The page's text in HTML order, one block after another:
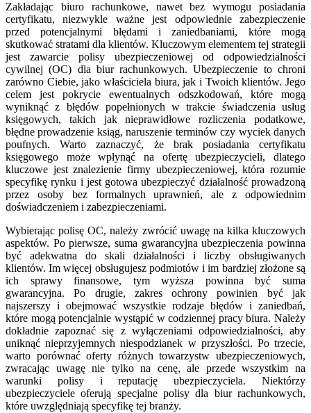
Zakładając biuro rachunkowe, nawet bez wymogu posiadania
certyfikatu, niezwykle ważne jest odpowiednie zabezpieczenie
przed potencjalnymi błędami i zaniedbaniami, które mogą
skutkować stratami dla klientów. Kluczowym elementem tej strategii
jest zawarcie polisy ubezpieczeniowej od odpowiedzialności
cywilnej (OC) dla biur rachunkowych. Ubezpieczenie to chroni
zarówno Ciebie, jako właściciela biura, jak i Twoich klientów. Jego
celem jest pokrycie ewentualnych odszkodowań, które mogą
wyniknąć z błędów popełnionych w trakcie świadczenia usług
księgowych, takich jak nieprawidłowe rozliczenia podatkowe,
błędne prowadzenie ksiąg, naruszenie terminów czy wyciek danych
poufnych. Warto zaznaczyć, że brak posiadania certyfikatu
księgowego może wpłynąć na ofertę ubezpieczycieli, dlatego
kluczowe jest znalezienie firmy ubezpieczeniowej, która rozumie
specyfikę rynku i jest gotowa ubezpieczyć działalność prowadzoną
przez osoby bez formalnych uprawnień, ale z odpowiednim
doświadczeniem i zabezpieczeniami.
Wybierając polisę OC, należy zwrócić uwagę na kilka kluczowych
aspektów. Po pierwsze, suma gwarancyjna ubezpieczenia powinna
być adekwatna do skali działalności i liczby obsługiwanych
klientów. Im więcej obsługujesz podmiotów i im bardziej złożone są
ich sprawy finansowe, tym wyższa powinna być suma
gwarancyjna. Po drugie, zakres ochrony powinien być jak
najszerszy i obejmować wszystkie rodzaje błędów i zaniedbań,
które mogą potencjalnie wystąpić w codziennej pracy biura. Należy
dokładnie zapoznać się z wyłączeniami odpowiedzialności, aby
uniknąć nieprzyjemnych niespodzianek w przyszłości. Po trzecie,
warto porównać oferty różnych towarzystw ubezpieczeniowych,
zwracając uwagę nie tylko na cenę, ale przede wszystkim na
warunki polisy i reputację ubezpieczyciela. Niektórzy
ubezpieczyciele oferują specjalne polisy dla biur rachunkowych,
które uwzględniają specyfikę tej branży.